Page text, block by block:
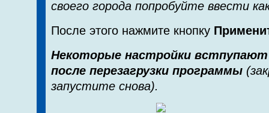
своего города попробуйте ввести
После этого нажмите кнопку
Некоторые настройки встпупают
после перезагрузки программы
запустите снова).